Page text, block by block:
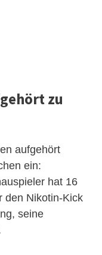
zu
aufgehört
ein:
hat 16
den Nikotin-Kick
seine